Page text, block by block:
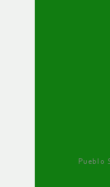
Pueblo